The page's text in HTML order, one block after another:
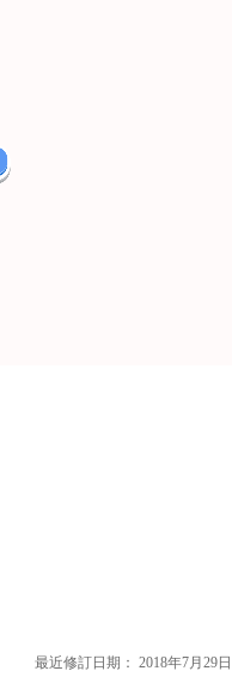
最近修訂日期： 2018年7月29日